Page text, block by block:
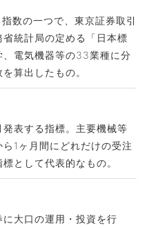
数の一つで、東京証券取引
統計局の定める「日本標
電気機器等の33業種に分
算出したもの。
表する指標。主要機械等
1ヶ月間にどれだけの受注
として代表的なもの。
大口の運用・投資を行